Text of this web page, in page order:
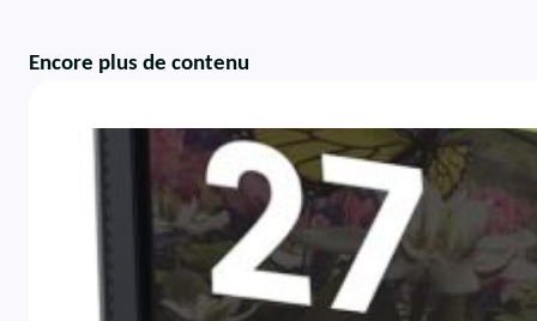
Encore plus de contenu